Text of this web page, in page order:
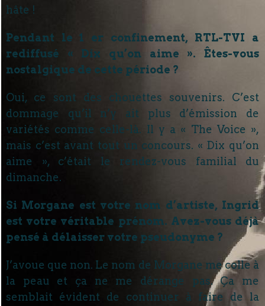
hâte !
Pendant le 1 er confinement, RTL-TVI a
rediffusé « Dix qu’on aime ». Êtes-vous
nostalgique de cette période ?
Oui, ce sont des chouettes souvenirs. C’est
dommage qu’il n’y ait plus d’émission de
variétés comme celle-là. Il y a « The Voice »,
mais c’est avant tout un concours. « Dix qu’on
aime », c’était le rendez-vous familial du
dimanche.
Si Morgane est votre nom d’artiste, Ingrid
est votre véritable prénom. Avez-vous déjà
pensé à délaisser votre pseudonyme ?
J’avoue que non. Le nom de Morgane me colle à
la peau et ça ne me dérange pas. Ça me
semblait évident de continuer à faire de la